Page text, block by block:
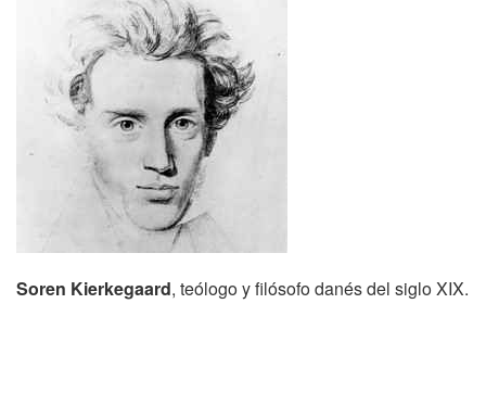
Soren Kierkegaard, teólogo y filósofo danés del siglo XIX.